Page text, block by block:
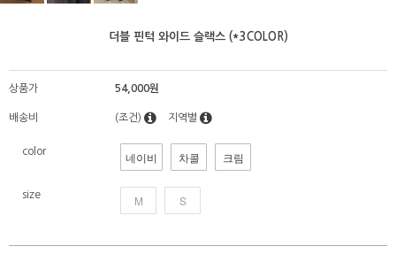
더블 핀턱 와이드 슬랙스 (*3COLOR)
상품가 54,000원
배송비 (조건) 지역별
color 네이비 차콜 크림
size M S